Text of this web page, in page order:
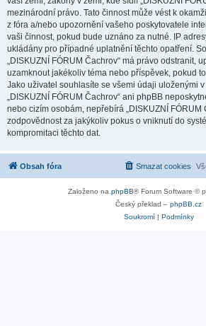
mezinárodní právo. Tato činnost může vést k
z fóra a/nebo upozornění vašeho poskytovatele
vaši činnost, pokud bude uznáno za nutné. IP
ukládány pro případné uplatnění těchto opatření.
„DISKUZNÍ FÓRUM Čachrov“ má právo odstranit,
uzamknout jakékoliv téma nebo příspěvek, pokud
Jako uživatel souhlasíte se všemi údaji uloženými
„DISKUZNÍ FÓRUM Čachrov“ ani phpBB
nebo cizím osobám, nepřebírá „DISKUZNÍ FÓRUM
zodpovědnost za jakýkoliv pokus o vniknutí do
kompromitaci těchto dat.
Obsah fóra Smazat cookies
Založeno na phpBB® Forum Software ©
Český překlad – phpBB.cz
Soukromí| Podmínky